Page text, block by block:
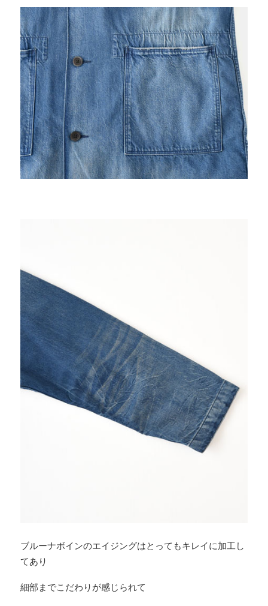
ブルーナボインのエイジングはとってもキレイに加工し
てあり
細部までこだわりが感じられて